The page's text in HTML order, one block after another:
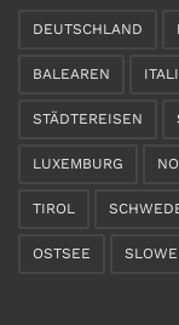
DEUTSCHLAND
BALEAREN
STÄDTEREISEN
LUXEMBURG
TIROL
OSTSEE